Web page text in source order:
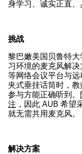
身学习、诚实正直、
挑战
黎巴嫩美国贝鲁特
习环境的麦克风解
等网络会议平台与
夹式垂挂话筒时，
参与方能正确听到。
注 ，因此 AUB 希望
就无需共用麦克风。
解决方案